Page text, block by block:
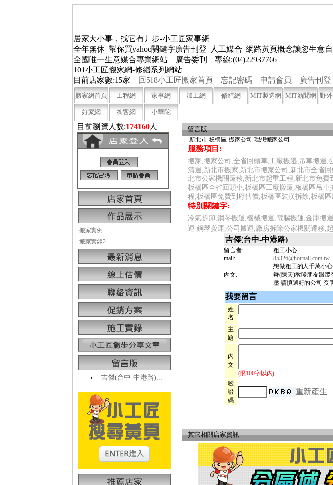
居家大小事，找它有丿步-小工匠家事網
全年無休 幫你買yahoo關鍵字廣告刊登 人工媒合 網路黃頁概念讓您生意
全國唯一生意媒合專業網站 廣告委刊 專線:(04)22937766
101小工匠搬家網-修繕系列網站
目前店家數:15家
回518小工匠搬家首頁 忘記密碼 申請會員 廣告刊登
搬家網首頁 工程網 家事網 加工網 修繕網 MIT製造網 MIT新聞網 野
好家網 掏客網 小華陀
目前瀏覽人數:174160人
搬家實例
搬家實錄2
吉傑(台中-中港路)...
留言版
新北市-板橋區-搬家公司-理想搬家公司
服務項目:
搬家,搬家公司,全省回頭車,工廠搬遷,吊車搬運,
清運,新北市搬家,新北市搬家公司,新北市全省
北市公家機關遷移,新北市起重工程,新北市免
板橋區全省回頭車,板橋區工廠搬遷,板橋區吊
程,板橋區免費到府估價,板橋區裝潢拆除,板橋區
特別關鍵字:
冷氣拆卸,鋼琴搬運,機械搬運,電腦搬運,金庫搬
運 鋼琴搬運,公司搬運,廠房拆除公家機關遷移,
吉傑(台中-中港路)
留言者:
粗工小心
mail:
85326@hotmail.com.tw
內文:
想做粗工的人千萬小
舜(陳天)教唆朋友跟蹤
壓 請慎選好的公司 受
我要留言
姓
名
主
題
內
文
(限100字以內)
驗
證
碼
重新產生
其它相關店家資訊